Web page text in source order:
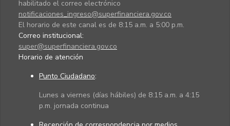
habilitado el correo electrónico
notificaciones_ingreso@superfinanciera.gov.co
El horario de este canal es de 8:15 a.m. a 5:00 p.m.
Correo institucional:
super@superfinanciera.gov.co
Horario de atención
Punto Ciudadano:
Lunes a viernes (días hábiles) de 8:15 a.m. a 4:15
p.m. jornada continua